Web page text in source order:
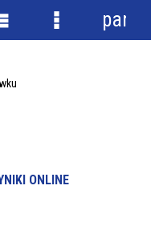
ONLINE
Menu
panel